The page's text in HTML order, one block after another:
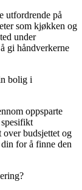
utfordrende på
som kjøkken og
under
gi håndverkerne
bolig i
oppsparte
budsjettet og
for å finne den